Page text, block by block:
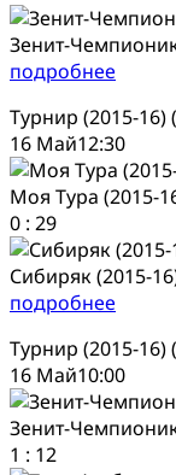
Зенит-
подробнее
Турнир (2015-16)
16 Май12:30
Моя Тура (2015-
0 : 29
Сибиряк (2015-
подробнее
Турнир (2015-16)
16 Май10:00
Зенит-
1 : 12